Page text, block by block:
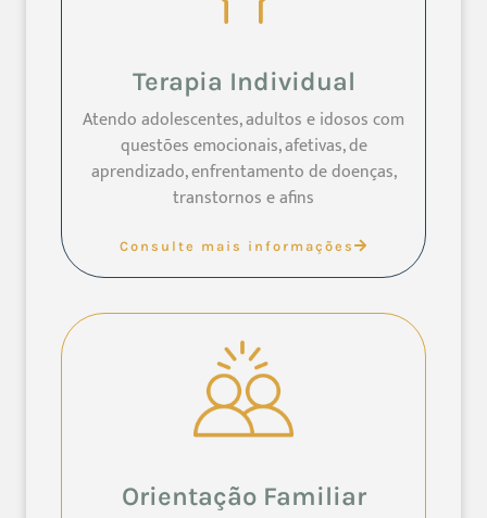
Terapia Individual
Atendo adolescentes, adultos e idosos com
questões emocionais, afetivas, de
aprendizado, enfrentamento de doenças,
transtornos e afins
Consulte mais informações
Orientação Familiar